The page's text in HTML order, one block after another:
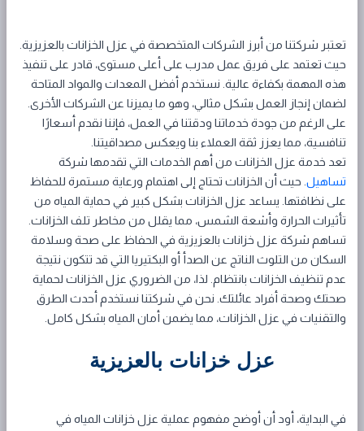
تعتبر شركتنا من أبرز الشركات المتخصصة في عزل الخزانات بالعزيزية.
حيث تعتمد على فريق عمل مدرب على أعلى مستوى، قادر على تنفيذ
هذه المهمة بكفاءة عالية. نستخدم أفضل المعدات والمواد المتاحة
لضمان إنجاز العمل بشكل مثالي، وهو ما يميزنا عن الشركات الأخرى.
على الرغم من جودة خدماتنا ودقتنا في العمل، فإننا نقدم أسعارًا
تنافسية، مما يعزز ثقة العملاء بنا ويعكس مصداقيتنا.
تعد خدمة عزل الخزانات من أهم الخدمات التي تقدمها شركة
تساهيل. حيث أن الخزانات تحتاج إلى اهتمام ورعاية مستمرة للحفاظ
على نظافتها. يساعد عزل الخزانات بشكل كبير في حماية المياه من
تأثيرات الحرارة وأشعة الشمس، مما يقلل من مخاطر تلف الخزانات.
تساهم شركة عزل خزانات بالعزيزية في الحفاظ على صحة وسلامة
السكان من التلوث الناتج عن الصدأ أو البكتيريا التي قد تتكون نتيجة
عدم تنظيف الخزانات بانتظام. لذا، من الضروري عزل الخزانات لحماية
صحتك وصحة أفراد عائلتك. نحن في شركتنا نستخدم أحدث الطرق
والتقنيات في عزل الخزانات، مما يضمن أمان المياه بشكل كامل.
عزل خزانات بالعزيزية
في البداية، أود أن أوضح مفهوم عملية عزل خزانات المياه في